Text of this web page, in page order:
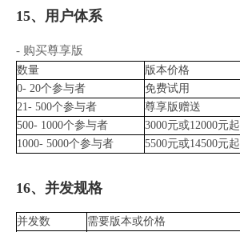
15、用户体系
- 购买尊享版
数量 版本价格
0- 20个参与者
免费试用
21- 500个参与者
尊享版赠送
500- 1000个参与者 3000元或12000元起
1000- 5000个参与者 5500元或14500元起
16、并发规格
并发数
需要版本或价格